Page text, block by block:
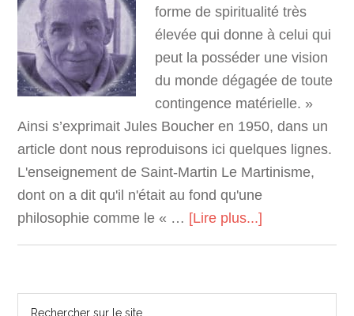
forme de spiritualité très
élevée qui donne à celui qui
peut la posséder une vision
du monde dégagée de toute
contingence matérielle. »
Ainsi s’exprimait Jules Boucher en 1950, dans un
article dont nous reproduisons ici quelques lignes.
L'enseignement de Saint-Martin Le Martinisme,
dont on a dit qu'il n'était au fond qu'une
philosophie comme le « … [Lire plus...]